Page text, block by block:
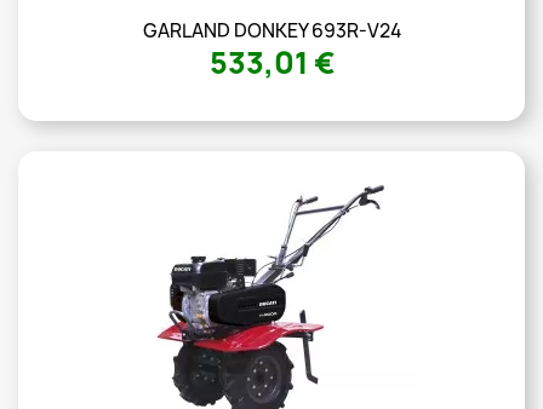
GARLAND DONKEY 693R-V24
533,01 €